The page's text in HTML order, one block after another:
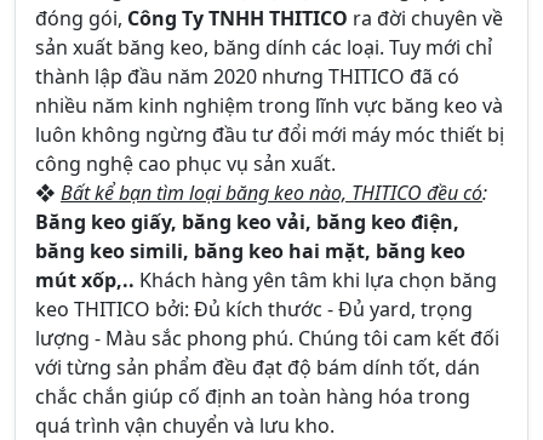
đóng gói, Công Ty TNHH THITICO ra đời chuyên về
sản xuất băng keo, băng dính các loại. Tuy mới chỉ
thành lập đầu năm 2020 nhưng THITICO đã có
nhiều năm kinh nghiệm trong lĩnh vực băng keo và
luôn không ngừng đầu tư đổi mới máy móc thiết bị
công nghệ cao phục vụ sản xuất.
❖ Bất kể bạn tìm loại băng keo nào, THITICO đều có:
Băng keo giấy, băng keo vải, băng keo điện,
băng keo simili, băng keo hai mặt, băng keo
mút xốp,.. Khách hàng yên tâm khi lựa chọn băng
keo THITICO bởi: Đủ kích thước - Đủ yard, trọng
lượng - Màu sắc phong phú. Chúng tôi cam kết đối
với từng sản phẩm đều đạt độ bám dính tốt, dán
chắc chắn giúp cố định an toàn hàng hóa trong
quá trình vận chuyển và lưu kho.